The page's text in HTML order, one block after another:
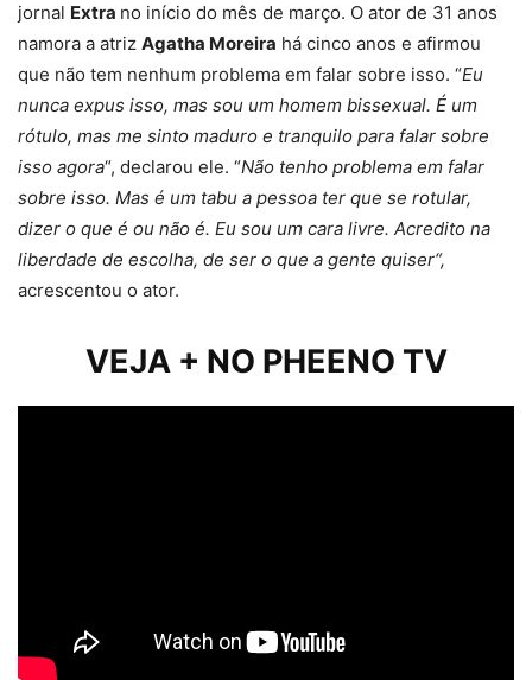
jornal Extra no início do mês de março. O ator de 31 anos
namora a atriz Agatha Moreira há cinco anos e afirmou
que não tem nenhum problema em falar sobre isso. “Eu
nunca expus isso, mas sou um homem bissexual. É um
rótulo, mas me sinto maduro e tranquilo para falar sobre
isso agora“, declarou ele. “Não tenho problema em falar
sobre isso. Mas é um tabu a pessoa ter que se rotular,
dizer o que é ou não é. Eu sou um cara livre. Acredito na
liberdade de escolha, de ser o que a gente quiser“,
acrescentou o ator.
VEJA + NO PHEENO TV